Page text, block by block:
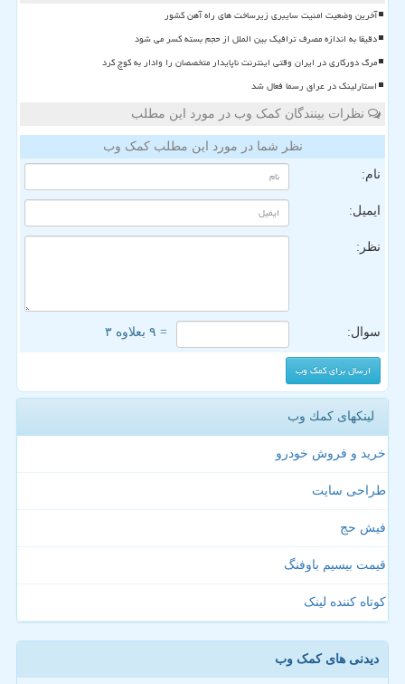
آخرین وضعیت امنیت سایبری زیرساخت های راه آهن کشور
دقیقا به اندازه مصرف ترافیک بین الملل از حجم بسته کسر می شود
مرگ دورکاری در ایران وقتی اینترنت ناپایدار متخصصان را وادار به کوچ کرد
استارلینک در عراق رسما فعال شد
نظرات بینندگان کمک وب در مورد این مطلب
نظر شما در مورد این مطلب کمک وب
نام:
ایمیل:
نظر:
سوال: = ۹ بعلاوه ۳
لینکهای كمك وب
خرید و فروش خودرو
طراحی سایت
فیش حج
قیمت بیسیم باوفنگ
کوتاه کننده لینک
دیدنی های کمک وب